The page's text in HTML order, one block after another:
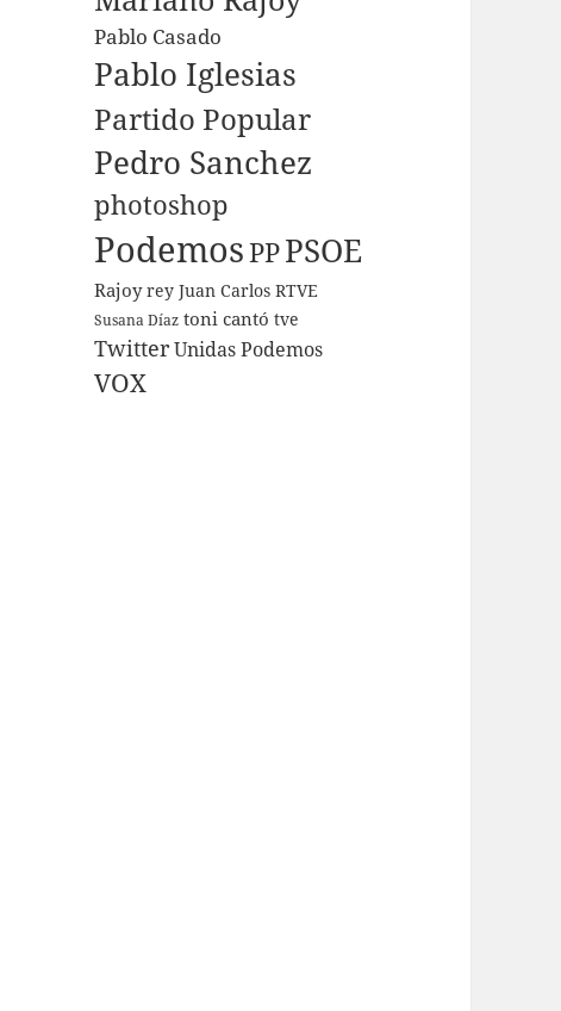
Pablo Casado
Pablo Iglesias
Partido Popular
Pedro Sanchez
photoshop
PodemosPPPSOE
Rajoy rey Juan Carlos RTVE
Susana Díaz toni cantó tve
TwitterUnidas Podemos
VOX